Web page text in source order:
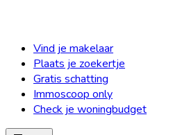
Vind je makelaar
Plaats je zoekertje
Gratis schatting
Immoscoop only
Check je woningbudget